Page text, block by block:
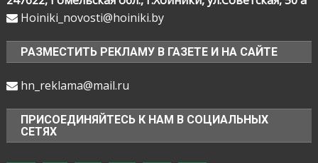
Hoiniki_novosti@hoiniki.by
РАЗМЕСТИТЬ РЕКЛАМУ В ГАЗЕТЕ И НА САЙТЕ
hn_reklama@mail.ru
ПРИСОЕДИНЯЙТЕСЬ К НАМ В СОЦИАЛЬНЫХ
СЕТЯХ